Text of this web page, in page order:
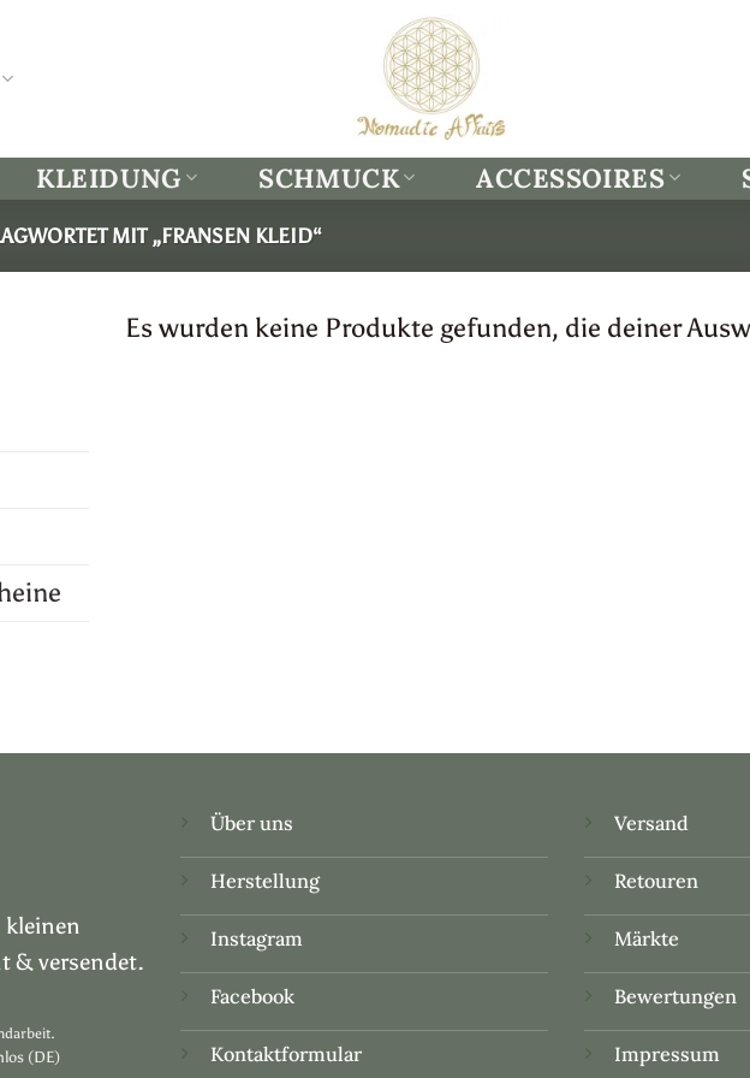
KLEIDUNG SCHMUCK ACCESSOIRES
MIT „FRANSEN KLEID“
Es wurden keine Produkte gefunden, die deiner
kleinen
& versendet.
(DE)
Über uns
Herstellung
Instagram
Facebook
Kontaktformular
Versand
Retouren
Märkte
Bewertungen
Impressum